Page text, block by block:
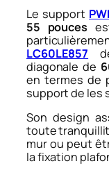
Le support
55 pouces
LC60LE857
diagonale de
en termes de
support de les
Son design
toute
mur ou peut
la fixation